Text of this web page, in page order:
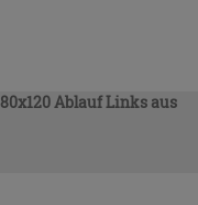
Ablauf Links aus